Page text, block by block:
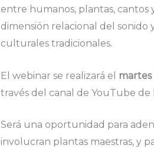
entre humanos, plantas,
dimensión relacional del sonido
culturales tradicionales.
El webinar se realizará el martes
través del canal de YouTube de
Será una oportunidad para
involucran plantas maestras, y